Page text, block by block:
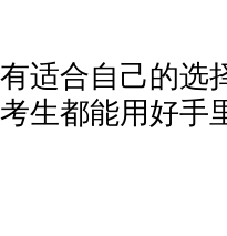
适合自己的选
生都能用好手